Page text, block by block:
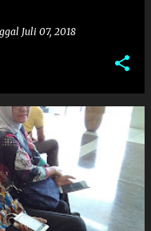
Juli 07, 2018